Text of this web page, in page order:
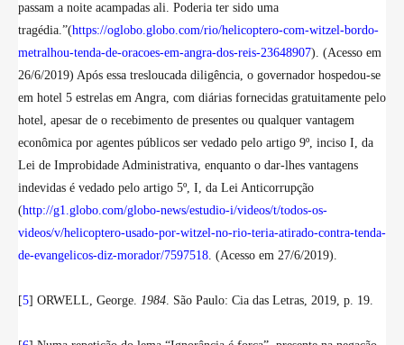
passam a noite acampadas ali. Poderia ter sido uma
tragédia .”(https://oglobo.globo.com/rio/helicoptero-com-witzel-bordo-
metralhou-tenda-de-oracoes-em-angra-dos-reis-23648907). (Acesso em
26/6/2019) Após essa tresloucada diligência, o governador hospedou-se
em hotel 5 estrelas em Angra, com diárias fornecidas gratuitamente pelo
hotel, apesar de o recebimento de presentes ou qualquer vantagem
econômica por agentes públicos ser vedado pelo artigo 9º, inciso I, da
Lei de Improbidade Administrativa, enquanto o dar-lhes vantagens
indevidas é vedado pelo artigo 5º, I, da Lei Anticorrupção
(http://g1.globo.com/globo-news/estudio-i/videos/t/todos-os-
videos/v/helicoptero-usado-por-witzel-no-rio-teria-atirado-contra-tenda-
de-evangelicos-diz-morador/7597518 (Acesso em 27/6/2019).
[5] ORWELL, George. 1984 . São Paulo: Cia das Letras, 2019, p. 19.